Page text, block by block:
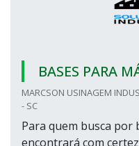
BASES PARA
MARCSON USINAGEM
- SC
Para quem busca por
encontrará com